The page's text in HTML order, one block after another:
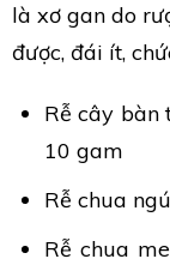
là xơ gan do
được, đái ít,
Rễ cây bàn
10 gam
Rễ chua
Rễ chua